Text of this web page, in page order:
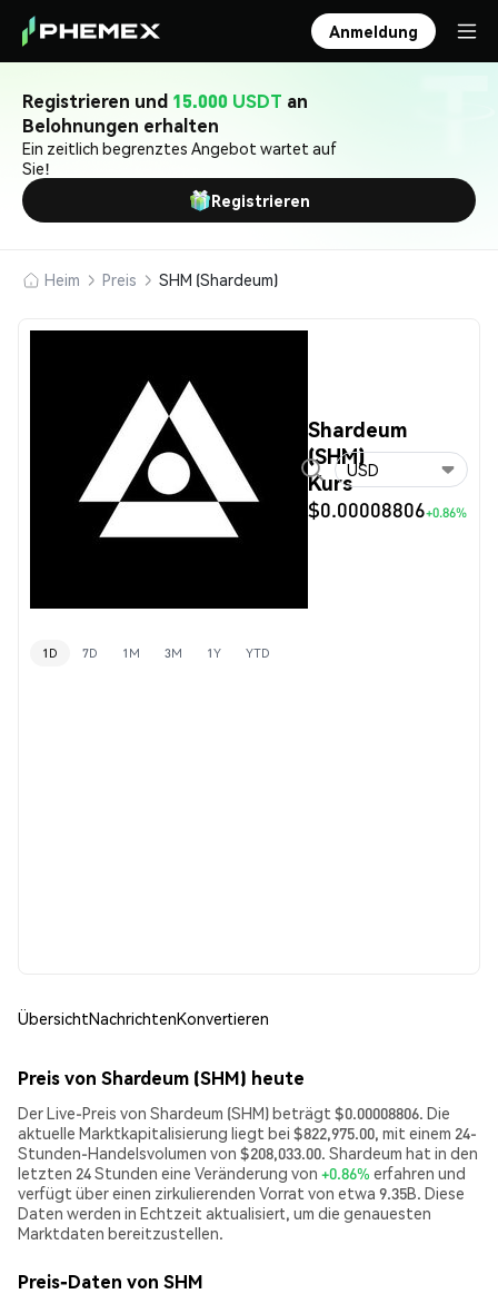
Anmeldung
Registrieren und 15.000 USDT an
Belohnungen erhalten
Ein zeitlich begrenztes Angebot wartet auf
Sie!
Registrieren
Heim Preis SHM (Shardeum)
Shardeum
(SHM)
Kurs
$0.00008806+0.86%
USD
1D 7D 1M 3M 1Y YTD
ÜbersichtNachrichtenKonvertieren
Preis von Shardeum (SHM) heute
Der Live-Preis von Shardeum (SHM) beträgt $0.00008806. Die
aktuelle Marktkapitalisierung liegt bei $822,975.00, mit einem 24-
Stunden-Handelsvolumen von $208,033.00. Shardeum hat in den
letzten 24 Stunden eine Veränderung von +0.86% erfahren und
verfügt über einen zirkulierenden Vorrat von etwa 9.35B. Diese
Daten werden in Echtzeit aktualisiert, um die genauesten
Marktdaten bereitzustellen.
Preis-Daten von SHM